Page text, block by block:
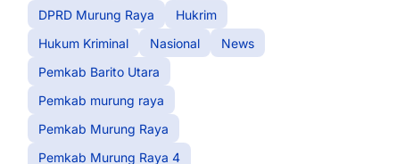
DPRD Murung Raya
Hukrim
Hukum Kriminal
Nasional
News
Pemkab Barito Utara
Pemkab murung raya
Pemkab Murung Raya
Pemkab Murung Raya 4